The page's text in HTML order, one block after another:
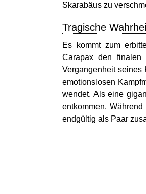
Skarabäus zu
Tragische
Es kommt zum
Carapax den
Vergangenheit seines
emotionslosen
wendet. Als eine
entkommen.
endgültig als Paar